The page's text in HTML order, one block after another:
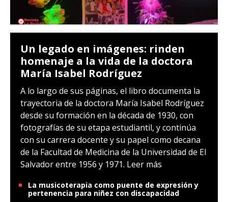
Un legado en imágenes: rinden
homenaje a la vida de la doctora
María Isabel Rodríguez
A lo largo de sus páginas, el libro documenta la
trayectoria de la doctora María Isabel Rodríguez
desde su formación en la década de 1930, con
fotografías de su etapa estudiantil, y continúa
con su carrera docente y su papel como decana
de la Facultad de Medicina de la Universidad de El
Salvador entre 1956 y 1971. Leer más
La musicoterapia como puente de expresión y
pertenencia para niñez con discapacidad